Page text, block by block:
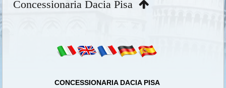
Concessionaria Dacia Pisa
CONCESSIONARIA DACIA PISA